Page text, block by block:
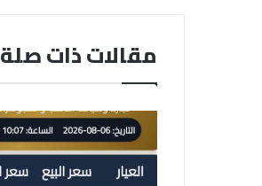
مقالات ذات صلة